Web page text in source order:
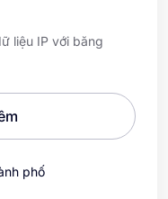
liệu IP với băng
phố